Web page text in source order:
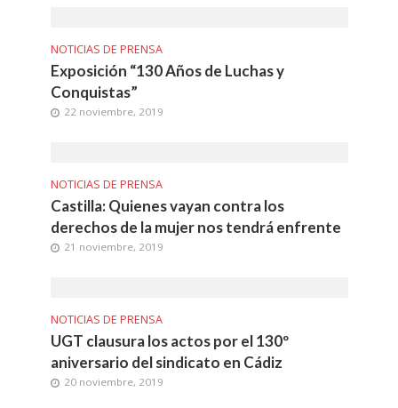
NOTICIAS DE PRENSA
Exposición “130 Años de Luchas y
Conquistas”
22 noviembre, 2019
NOTICIAS DE PRENSA
Castilla: Quienes vayan contra los
derechos de la mujer nos tendrá enfrente
21 noviembre, 2019
NOTICIAS DE PRENSA
UGT clausura los actos por el 130º
aniversario del sindicato en Cádiz
20 noviembre, 2019